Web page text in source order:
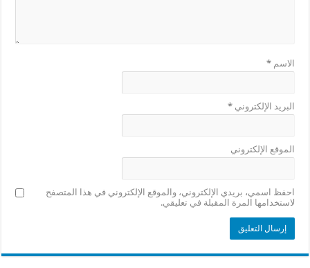
الاسم*
البريد الإلكتروني*
الموقع الإلكتروني
احفظ اسمي، بريدي الإلكتروني، والموقع الإلكتروني في هذا المتصفح
لاستخدامها المرة المقبلة في تعليقي.